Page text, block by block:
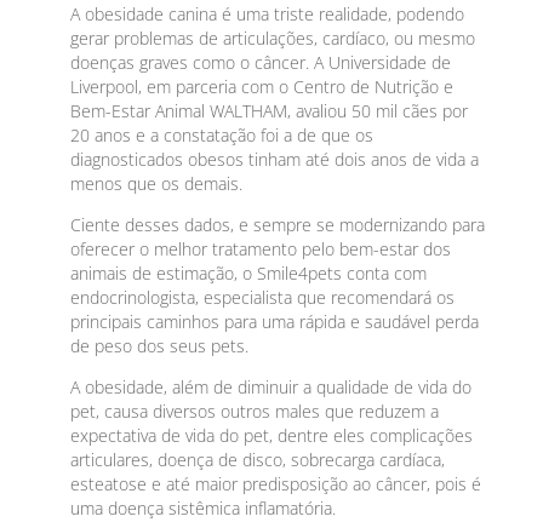
A obesidade canina é uma triste realidade, podendo
gerar problemas de articulações, cardíaco, ou mesmo
doenças graves como o câncer. A Universidade de
Liverpool, em parceria com o Centro de Nutrição e
Bem-Estar Animal WALTHAM, avaliou 50 mil cães por
20 anos e a constatação foi a de que os
diagnosticados obesos tinham até dois anos de vida a
menos que os demais.
Ciente desses dados, e sempre se modernizando para
oferecer o melhor tratamento pelo bem-estar dos
animais de estimação, o Smile4pets conta com
endocrinologista, especialista que recomendará os
principais caminhos para uma rápida e saudável perda
de peso dos seus pets.
A obesidade, além de diminuir a qualidade de vida do
pet, causa diversos outros males que reduzem a
expectativa de vida do pet, dentre eles complicações
articulares, doença de disco, sobrecarga cardíaca,
esteatose e até maior predisposição ao câncer, pois é
uma doença sistêmica inflamatória.